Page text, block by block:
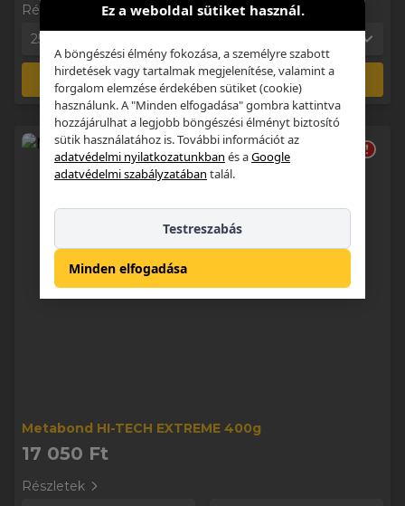
Részletek
250ml
Kosárba
Metabond HI-TECH EXTREME 400g
17 050 Ft
Részletek
Ez a weboldal sütiket használ.
A böngészési élmény fokozása, a személyre szabott
hirdetések vagy tartalmak megjelenítése, valamint a
forgalom elemzése érdekében sütiket (cookie)
használunk. A "Minden elfogadása" gombra kattintva
hozzájárulhat a legjobb böngészési élményt biztosító
sütik használatához is. További információt az
adatvédelmi nyilatkozatunkban és aGoogle
adatvédelmi szabályzatában talál.
Minden elfogadása
Testreszabás